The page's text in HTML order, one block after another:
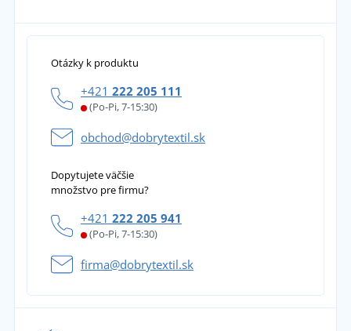
Otázky k produktu
+421 222 205 111
(Po-Pi, 7-15:30)
obchod@dobrytextil.sk
Dopytujete väčšie
množstvo pre firmu?
+421 222 205 941
(Po-Pi, 7-15:30)
firma@dobrytextil.sk